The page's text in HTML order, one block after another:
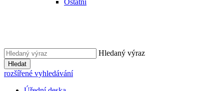
Ostatní
Hledaný výraz
Hledat
rozšířené vyhledávání